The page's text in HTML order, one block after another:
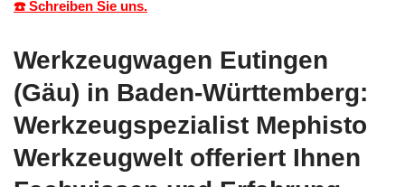
☎️ Schreiben Sie uns.
Werkzeugwagen Eutingen
(Gäu) in Baden-Württemberg:
Werkzeugspezialist Mephisto
Werkzeugwelt offeriert Ihnen